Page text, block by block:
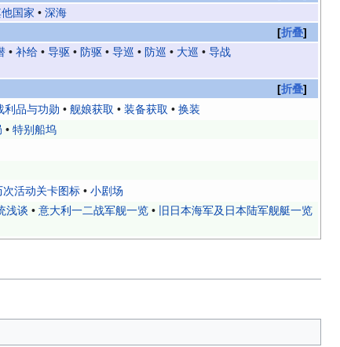
国家 • 深海
折叠
• 补给 • 导驱 • 防驱 • 导巡 • 防巡 • 大巡 • 导战
折叠
利品与功勋 • 舰娘获取 • 装备获取 • 换装
• 特别船坞
次活动关卡图标• 小剧场
浅谈 • 意大利一二战军舰一览• 旧日本海军及日本陆军舰艇一览